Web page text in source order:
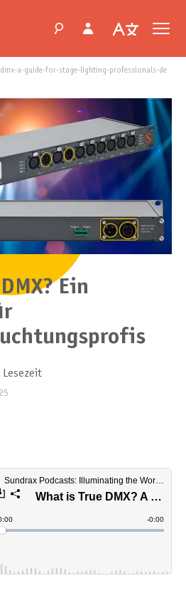
dmx-a-guide-for-stage-lighting-professionals-de
Ein
Lesezeit